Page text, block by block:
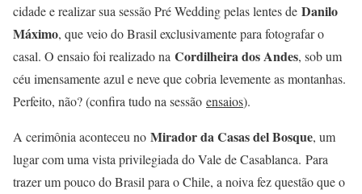
cidade e realizar sua sessão Pré Wedding pelas lentes de Danilo
Máximo, que veio do Brasil exclusivamente para fotografar o
casal. O ensaio foi realizado na Cordilheira dos Andes, sob um
céu imensamente azul e neve que cobria levemente as montanhas.
Perfeito, não? (confira tudo na sessão ensaios).
A cerimônia aconteceu no Mirador da Casas del Bosque, um
lugar com uma vista privilegiada do Vale de Casablanca. Para
trazer um pouco do Brasil para o Chile, a noiva fez questão que o